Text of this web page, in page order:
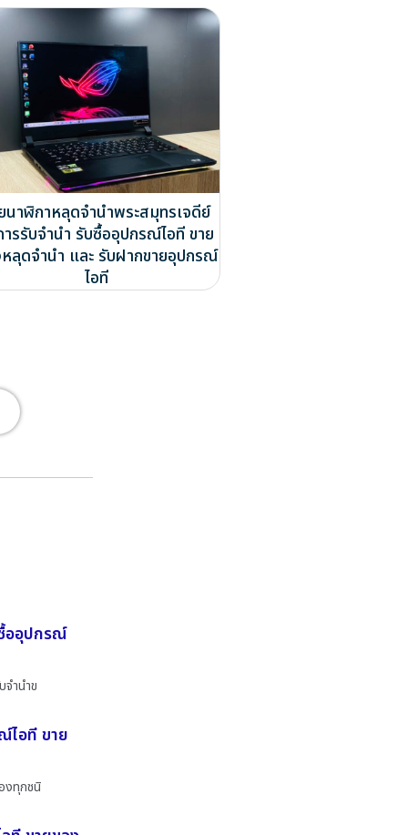
นาฬิกาหลุดจำนำพระสมุทรเจดีย์
รรับจำนำ รับซื้ออุปกรณ์ไอที ขาย
ลุดจำนำ และ รับฝากขายอุปกรณ์
ไอที
ออุปกรณ์
ำนำข
ไอที ขาย
งทุกชนิ